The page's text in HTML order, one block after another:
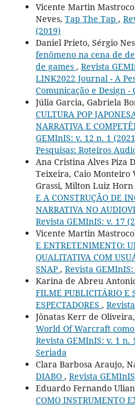
Vicente Martin
Neves, Tap The Tap ,
(2019)
Daniel Prieto, Sérgio
fenômeno na cena de
de games , Revista
LINK2022 Journal - A
Comunicação e Design -
Júlia Garcia, Gabriela
CULTURA POP
NARRATIVA E
GEMInIS: v. 12 n. 1
Pesquisas: Roteiros
Ana Cristina Alves Piza
Teixeira, Caio Monteiro
Grassi, Milton Luiz
E A CONSTRUÇÃO DE
NARRATIVA NO
Revista GEMInIS: v. 17
Vicente Martin
E ENTRETENIMENTO:
QUALITATIVA COM
SNAP , Revista
Karina de Abreu
FILME PUBLICITÁRIO E
ESPECTADORES ,
Jônatas Kerr de
World Of Warcraft
Revista GEMInIS: v. 1
Seriada
Clara Barbosa Araujo,
DIABO , Revista
Eduardo Fernando
COMO INSTRUMENTO